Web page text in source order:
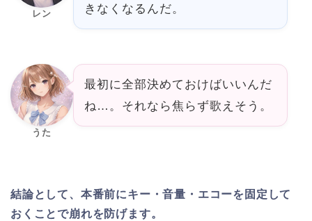
レン
きなくなるんだ。
うた
最初に全部決めておけばいいんだ
ね…。それなら焦らず歌えそう。
結論として、本番前にキー・音量・エコーを固定して
おくことで崩れを防げます。